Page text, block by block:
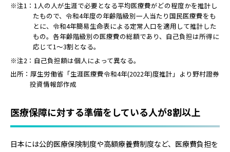
※注1：1人の人が生涯で必要となる平均医療費がどの程度かを推計し
たもので、令和4年度の年齢階級別一人当たり国民医療費をも
とに、令和4年簡易生命表による定常人口を適用して推計した
もの。各年齢階級別の医療費の総額であり、自己負担は所得に
応じて1～3割となる。
※注2：自己負担額は個人によって異なる。
出所：厚生労働省「生涯医療費令和4年(2022年)度推計」より野村證券
投資情報部作成
医療保障に対する準備をしている人が8割以上
日本には公的医療保険制度や高額療養費制度など、医療費負担を